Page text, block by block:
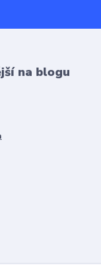
na blogu